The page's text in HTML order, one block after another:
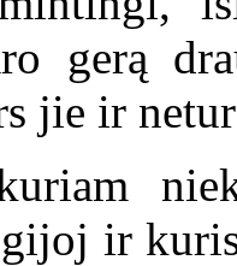
gerą
jie ir
ir